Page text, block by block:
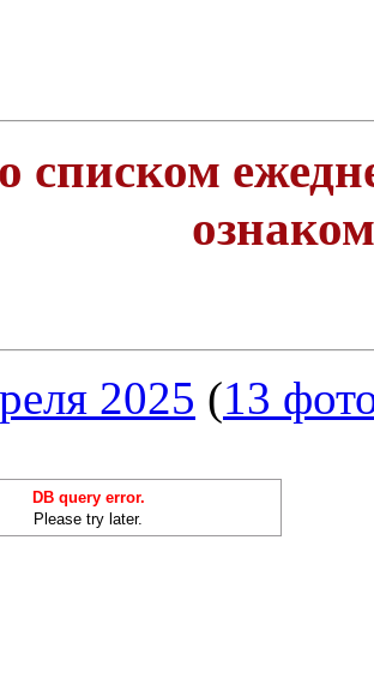
списком
2025 (13
DB query error.
Please try later.